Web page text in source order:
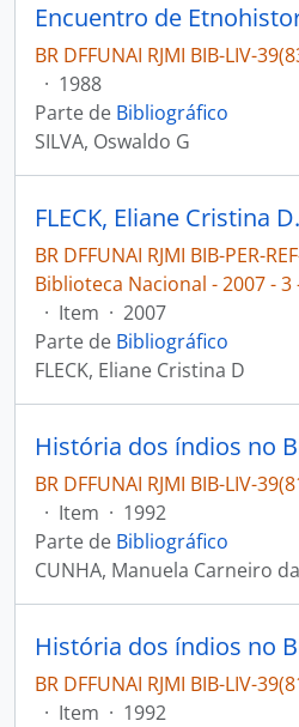
Encuentro de
BR DFFUNAI RJMI BIB-LIV-
· 1988
Parte de Bibliográfico
SILVA, Oswaldo G
BR DFFUNAI RJMI BIB-PER-
Biblioteca Nacional - 2007 - 3
· Item · 2007
Parte de Bibliográfico
FLECK, Eliane Cristina D
História dos índios no
BR DFFUNAI RJMI BIB-LIV-
· Item · 1992
Parte de Bibliográfico
CUNHA, Manuela Carneiro da
História dos índios no
BR DFFUNAI RJMI BIB-LIV-
· Item · 1992